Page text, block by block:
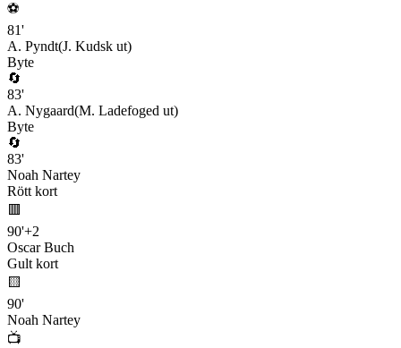
⚽
81'
A. Pyndt(J. Kudsk ut)
Byte
🔄
83'
A. Nygaard(M. Ladefoged ut)
Byte
🔄
83'
Noah Nartey
Rött kort
🟥
90'+2
Oscar Buch
Gult kort
🟨
90'
Noah Nartey
📺